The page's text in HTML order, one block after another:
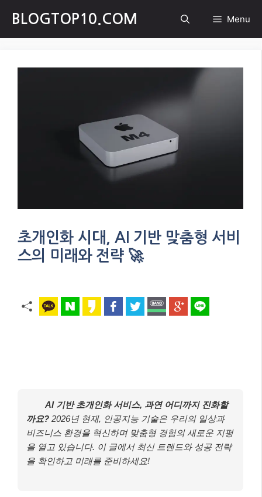
content
BLOGTOP10.COM Menu
초개인화 시대, AI 기반 맞춤형 서비
스의 미래와 전략 🚀
AI 기반 초개인화 서비스, 과연 어디까지 진화할
까요? 2026년 현재, 인공지능 기술은 우리의 일상과
비즈니스 환경을 혁신하며 맞춤형 경험의 새로운 지평
을 열고 있습니다. 이 글에서 최신 트렌드와 성공 전략
을 확인하고 미래를 준비하세요!